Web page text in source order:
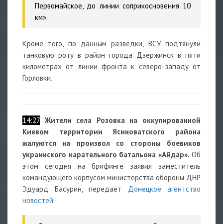
Первомайское, до линии соприкосновения 10
км».
Кроме того, по данным разведки, ВСУ подтянули
танковую роту в район города Дзержинск в пяти
километрах от линии фронта к северо-западу от
Горловки.
14:27 Жители села Розовка на оккупированной
Киевом территории Ясиноватского района
жалуются на произвол со стороны боевиков
украинского карательного батальона «Айдар». Об
этом сегодня на брифинге заявил заместитель
командующего корпусом министерства обороны ДНР
Эдуард Басурин, передает Донецкое агентство
новостей.